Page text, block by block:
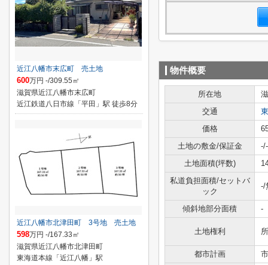
物件概要
所在地
交通
価格
土地の敷金/保証金
-/-
土地面積(坪数)
私道負担面積/セットバ
ック
-/
傾斜地部分面積 -
土地権利
都市計画
近江八幡市末広町 売土地
600万円 -/309.55㎡
滋賀県近江八幡市末広町
近江鉄道八日市線「平田」駅 徒歩8分
近江八幡市北津田町 3号地 売土地
598万円 -/167.33㎡
滋賀県近江八幡市北津田町
東海道本線「近江八幡」駅